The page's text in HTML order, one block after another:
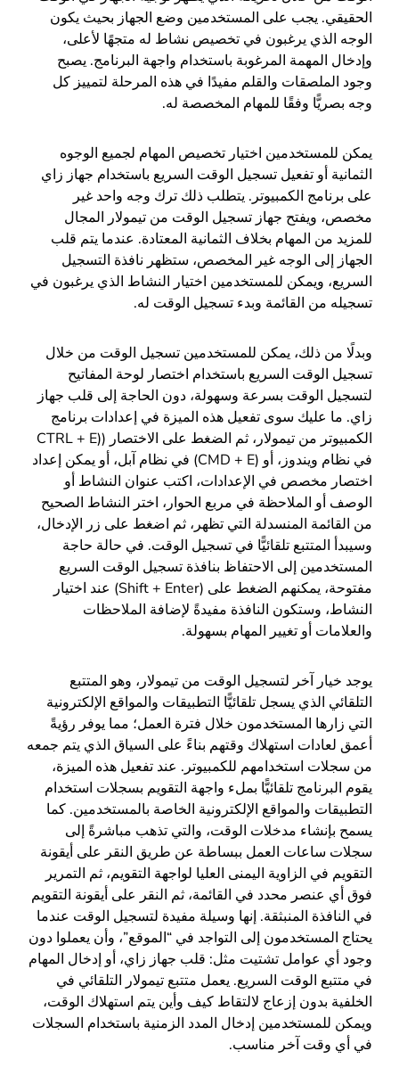
الحقيقي. يجب على المستخدمين وضع الجهاز بحيث يكون
الوجه الذي يرغبون في تخصيص نشاط له متجهًا لأعلى،
وإدخال المهمة المرغوبة باستخدام واجهة البرنامج. يصبح
وجود الملصقات والقلم مفيدًا في هذه المرحلة لتمييز كل
وجه بصريًّا وفقًا للمهام المخصصة له.
يمكن للمستخدمين اختيار تخصيص المهام لجميع الوجوه
الثمانية أو تفعيل تسجيل الوقت السريع باستخدام جهاز زاي
على برنامج الكمبيوتر. يتطلب ذلك ترك وجه واحد غير
مخصص، ويفتح جهاز تسجيل الوقت من تيمولار المجال
للمزيد من المهام بخلاف الثمانية المعتادة. عندما يتم قلب
الجهاز إلى الوجه غير المخصص، ستظهر نافذة التسجيل
السريع، ويمكن للمستخدمين اختيار النشاط الذي يرغبون في
تسجيله من القائمة وبدء تسجيل الوقت له.
وبدلًا من ذلك، يمكن للمستخدمين تسجيل الوقت من خلال
تسجيل الوقت السريع باستخدام اختصار لوحة المفاتيح
لتسجيل الوقت بسرعة وسهولة، دون الحاجة إلى قلب جهاز
زاي. ما عليك سوى تفعيل هذه الميزة في إعدادات برنامج
الكمبيوتر من تيمولار، ثم الضغط على الاختصار ((CTRL + E
في نظام ويندوز، أو (CMD + E) في نظام آبل، أو يمكن إعداد
اختصار مخصص في الإعدادات، اكتب عنوان النشاط أو
الوصف أو الملاحظة في مربع الحوار، اختر النشاط الصحيح
من القائمة المنسدلة التي تظهر، ثم اضغط على زر الإدخال،
وسيبدأ المتتبع تلقائيًّا في تسجيل الوقت. في حالة حاجة
المستخدمين إلى الاحتفاظ بنافذة تسجيل الوقت السريع
مفتوحة، يمكنهم الضغط على (Shift + Enter) عند اختيار
النشاط، وستكون النافذة مفيدةً لإضافة الملاحظات
والعلامات أو تغيير المهام بسهولة.
يوجد خيار آخر لتسجيل الوقت من تيمولار، وهو المتتبع
التلقائي الذي يسجل تلقائيًّا التطبيقات والمواقع الإلكترونية
التي زارها المستخدمون خلال فترة العمل؛ مما يوفر رؤيةً
أعمق لعادات استهلاك وقتهم بناءً على السياق الذي يتم جمعه
من سجلات استخدامهم للكمبيوتر. عند تفعيل هذه الميزة،
يقوم البرنامج تلقائيًّا بملء واجهة التقويم بسجلات استخدام
التطبيقات والمواقع الإلكترونية الخاصة بالمستخدمين. كما
يسمح بإنشاء مدخلات الوقت، والتي تذهب مباشرةً إلى
سجلات ساعات العمل ببساطة عن طريق النقر على أيقونة
التقويم في الزاوية اليمنى العليا لواجهة التقويم، ثم التمرير
فوق أي عنصر محدد في القائمة، ثم النقر على أيقونة التقويم
في النافذة المنبثقة. إنها وسيلة مفيدة لتسجيل الوقت عندما
يحتاج المستخدمون إلى التواجد في “الموقع”، وأن يعملوا دون
وجود أي عوامل تشتيت مثل: قلب جهاز زاي، أو إدخال المهام
في متتبع الوقت السريع. يعمل متتبع تيمولار التلقائي في
الخلفية بدون إزعاج لالتقاط كيف وأين يتم استهلاك الوقت،
ويمكن للمستخدمين إدخال المدد الزمنية باستخدام السجلات
في أي وقت آخر مناسب.